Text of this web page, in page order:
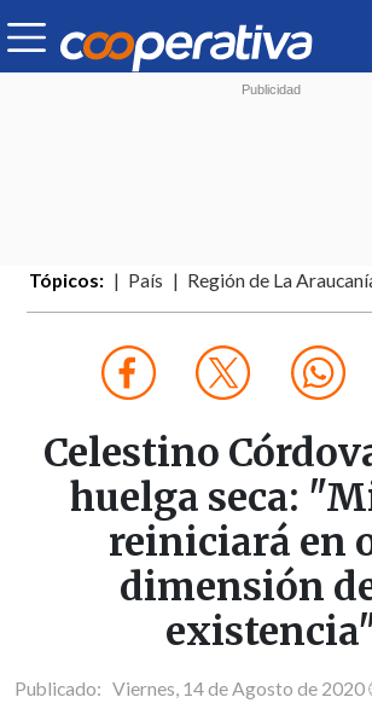
Tópicos: País Región de La
Celestino
huelga seca:
reiniciará en
dimensión
Publicado: Viernes, 14 de Agosto de 2020